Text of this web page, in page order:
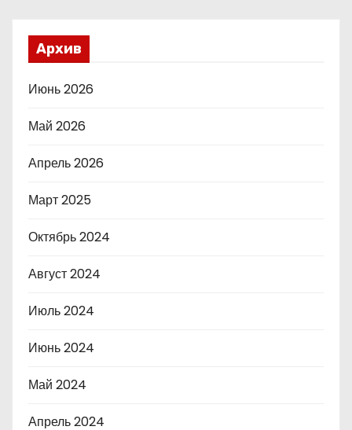
Архив
Июнь 2026
Май 2026
Апрель 2026
Март 2025
Октябрь 2024
Август 2024
Июль 2024
Июнь 2024
Май 2024
Апрель 2024